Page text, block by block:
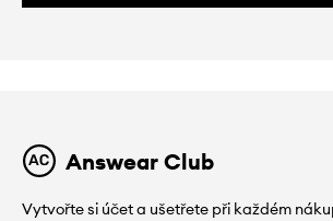
Answear Club
Vytvořte si účet a ušetřete při každém